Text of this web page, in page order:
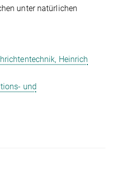
unter natürlichen
Heinrich
und